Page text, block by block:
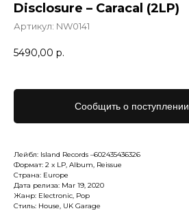
Disclosure – Caracal (2LP)
Артикул: NW0141
5490,00 р.
Сообщить о поступлении
Лейбл: Island Records –602435436326
Формат: 2 x LP, Album, Reissue
Страна: Europe
Дата релиза: Mar 19, 2020
Жанр: Electronic, Pop
Стиль: House, UK Garage